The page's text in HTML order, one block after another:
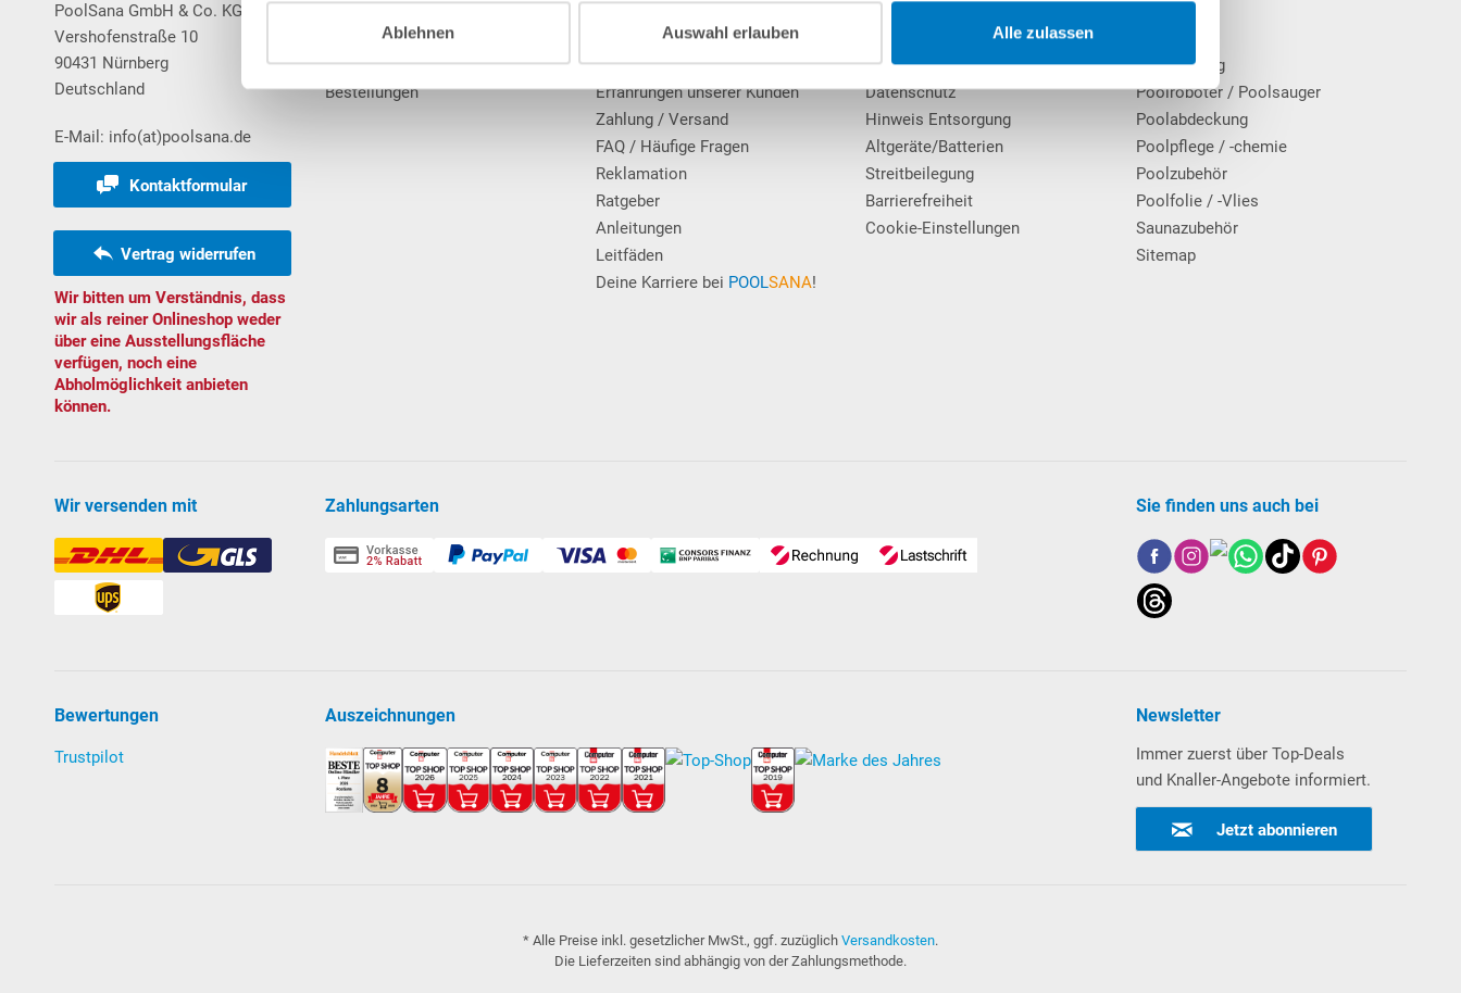
Ablehnen Auswahl erlauben Alle zulassen
PoolSana GmbH & Co. KG
Vershofenstraße 10
90431 Nürnberg
Deutschland
E-Mail: info(at)poolsana.de
Kontaktformular
Vertrag widerrufen
Wir bitten um Verständnis, dass
wir als reiner Onlineshop weder
über eine Ausstellungsfläche
verfügen, noch eine
Abholmöglichkeit anbieten
können.
Merkzettel
Warenkorb
Bestellungen
Firmengeschichte
Das POOLSANA-Team
Erfahrungen unserer Kunden
Zahlung / Versand
FAQ / Häufige Fragen
Reklamation
Ratgeber
Anleitungen
Leitfäden
Deine Karriere bei POOLSANA!
Impressum
AGB / Verbraucherinformationen
Widerrufsrecht
Datenschutz
Hinweis Entsorgung
Altgeräte/Batterien
Streitbeilegung
Barrierefreiheit
Cookie-Einstellungen
Poolheizung
Poolroboter / Poolsauger
Poolabdeckung
Poolpflege / -chemie
Poolzubehör
Poolfolie / -Vlies
Saunazubehör
Sitemap
Wir versenden mit Zahlungsarten Sie finden uns auch bei
Bewertungen
Trustpilot
Auszeichnungen Newsletter
Immer zuerst über Top-Deals
und Knaller-Angebote informiert.
Jetzt abonnieren
* Alle Preise inkl. gesetzlicher MwSt., ggf. zuzüglich Versandkosten.
Die Lieferzeiten sind abhängig von der Zahlungsmethode.